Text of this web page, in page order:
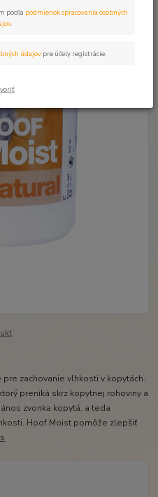
zachovanie vlhkosti v kopytách.
preniká skrz kopytnej rohoviny a
zvonka kopytá, a teda
Hoof Moist pomôže zlepšiť
podľa podmienok spracovania osobných
.
údajov pre účely registrácie.